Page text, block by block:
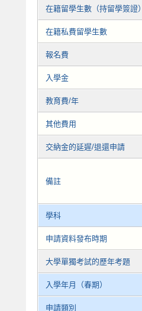
在籍留學生數（持留學簽證）
在籍私費留學生數
報名費
入學金
教育費/年
其他費用
交納金的延遲/退還申請
備註
學科
申請資料發布時期
大學單獨考試的歷年考題
入學年月（春期）
申請類別